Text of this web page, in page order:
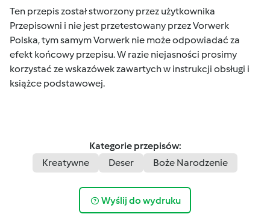
Ten przepis został stworzony przez użytkownika
Przepisowni i nie jest przetestowany przez Vorwerk
Polska, tym samym Vorwerk nie może odpowiadać za
efekt końcowy przepisu. W razie niejasności prosimy
korzystać ze wskazówek zawartych w instrukcji obsługi i
książce podstawowej.
Kategorie przepisów:
Kreatywne
Deser Boże Narodzenie
Wyślij do wydruku